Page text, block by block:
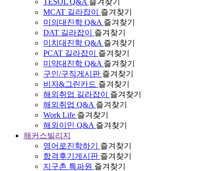
MCAT 길라잡이
즐겨찾기
미의대진학 Q&A 즐겨찾기
DAT 길라잡이
즐겨찾기
미치대진학 Q&A 즐겨찾기
PCAT 길라잡이
즐겨찾기
미약대진학 Q&A 즐겨찾기
구인/구직게시판 즐겨찾기
비자&그린카드 즐겨찾기
해외취업 길라잡이
즐겨찾기
해외취업 Q&A 즐겨찾기
Work Life 즐겨찾기
해외이민 Q&A 즐겨찾기
해커스빌리지
영어로진학하기
즐겨찾기
합격후기게시판 즐겨찾기
지구촌 특파원 즐겨찾기